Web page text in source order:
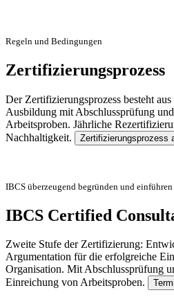
Regeln und Bedingungen
Zertifizierungsprozess
Der Zertifizierungsprozess besteht
Ausbildung mit Abschlussprüfung
Arbeitsproben. Jährliche
Nachhaltigkeit.
Zertifizierungsprozess
IBCS überzeugend begründen und einführen
IBCS Certified
Zweite Stufe der Zertifizierung:
Argumentation für die erfolgreiche
Organisation. Mit Abschlussprüfung
Einreichung von Arbeitsproben.